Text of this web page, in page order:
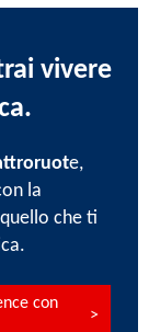
vivere
e,
la
che ti
con